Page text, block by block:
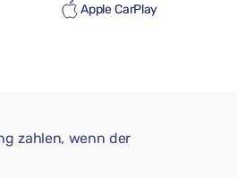
Apple CarPlay
zahlen, wenn der